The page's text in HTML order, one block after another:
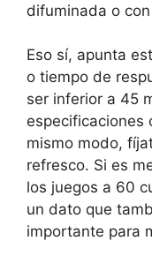
difuminada o
Eso sí, apunta
o tiempo de
ser inferior a 45
especificaciones
mismo modo,
refresco. Si es
los juegos a 60
un dato que
importante para